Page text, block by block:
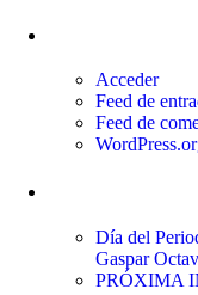
Acceder
Feed de
Feed de
Día del
Gaspar
PRÓXIMA